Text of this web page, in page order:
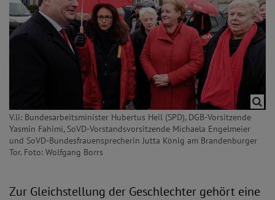
V.li: Bundesarbeitsminister Hubertus Heil (SPD), DGB-Vorsitzende
Yasmin Fahimi, SoVD-Vorstandsvorsitzende Michaela Engelmeier
und SoVD-Bundesfrauensprecherin Jutta König am Brandenburger
Tor. Foto: Wolfgang Borrs
Zur Gleichstellung der Geschlechter gehört eine